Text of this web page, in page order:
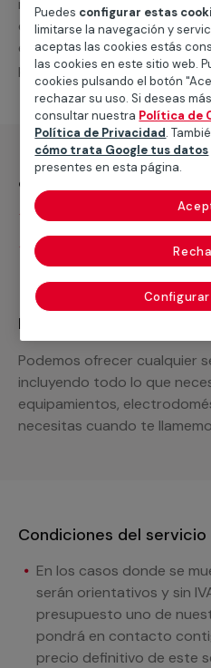
medida. Un profesional de
contacto contigo y te dará
este servicio, el cual está
provincias.
¿Qué incluye?
Presupuesto gratis y
Recuerda que en
Podemos ofrecer cualquier
incluyendo todo lo que
equipamientos,
necesitas cuando te
Condiciones del servicio
En los casos donde se
serán orientativos y sin
presupuesto uno de
pondrá en contacto
precio definitivo de este
Puedes configurar estas
limitarse la navegación y
aceptas las cookies estás
las cookies en este sitio web.
cookies pulsando el botón
rechazar su uso. Si deseas
consultar nuestra Política de
Política de Privacidad.
cómo trata Google tus datos
presentes en esta página.